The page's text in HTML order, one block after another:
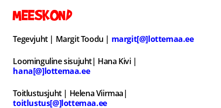
MEESKOND
Tegevjuht | Margit Toodu | margit[@]lottemaa.ee
Loominguline sisujuht| Hana Kivi |
hana[@]lottemaa.ee
Toitlustusjuht | Helena Viirmaa|
toitlustus[@]lottemaa.ee